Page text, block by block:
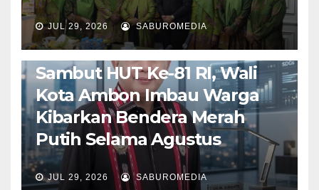
JUL 29, 2026 SABUROMEDIA
AMBON METRO POLITIK & PEMERINTAHAN
Sambut HUT Ke-81 RI, Wali
Kota Ambon Imbau Warga
Kibarkan Bendera Merah
Putih Selama Agustus
JUL 29, 2026 SABUROMEDIA
AMBON METRO JURNALISME AKTIVIS
PENDIDIKAN & OLAHRAGA THE MOLUCCAS